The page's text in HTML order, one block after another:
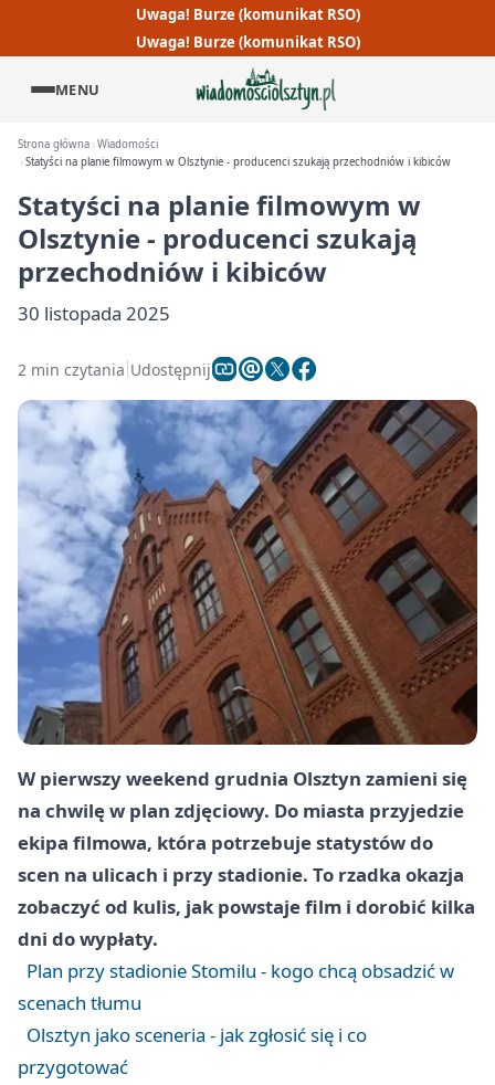
Uwaga! Burze (komunikat RSO)
Uwaga! Burze (komunikat RSO)
MENU
Strona główna Wiadomości
Statyści na planie filmowym w Olsztynie - producenci szukają przechodniów i kibiców
Statyści na planie filmowym w
Olsztynie - producenci szukają
przechodniów i kibiców
30 listopada 2025
2 min czytania Udostępnij
W pierwszy weekend grudnia Olsztyn zamieni się
na chwilę w plan zdjęciowy. Do miasta przyjedzie
ekipa filmowa, która potrzebuje statystów do
scen na ulicach i przy stadionie. To rzadka okazja
zobaczyć od kulis, jak powstaje film i dorobić kilka
dni do wypłaty.
Plan przy stadionie Stomilu - kogo chcą obsadzić w
scenach tłumu
Olsztyn jako sceneria - jak zgłosić się i co
przygotować